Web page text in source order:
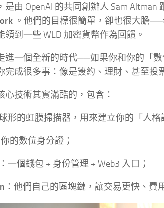
由 OpenAI 的共同創辦人 Sam Altman
。他們的目標很簡單，卻也很大膽
領到一些 WLD 加密貨幣作為回饋。
進一個全新的時代──如果你和你的「
完成很多事：像是簽約、理財、甚至投
心技術其實滿酷的，包含：
形的虹膜掃描器，用來建立你的「人格
你的數位身分證；
：一個錢包 + 身份管理 + Web3 入口；
：他們自己的區塊鏈，讓交易更快、費